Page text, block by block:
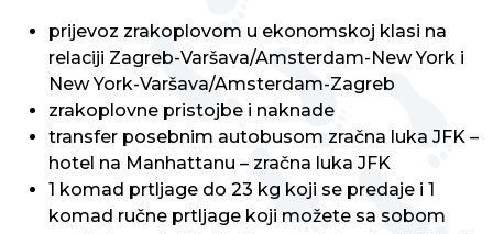
prijevoz zrakoplovom u ekonomskoj klasi na
relaciji Zagreb-Varšava/Amsterdam-New York i
New York-Varšava/Amsterdam-Zagreb
zrakoplovne pristojbe i naknade
transfer posebnim autobusom zračna luka JFK –
hotel na Manhattanu – zračna luka JFK
1 komad prtljage do 23 kg koji se predaje i 1
komad ručne prtljage koji možete sa sobom